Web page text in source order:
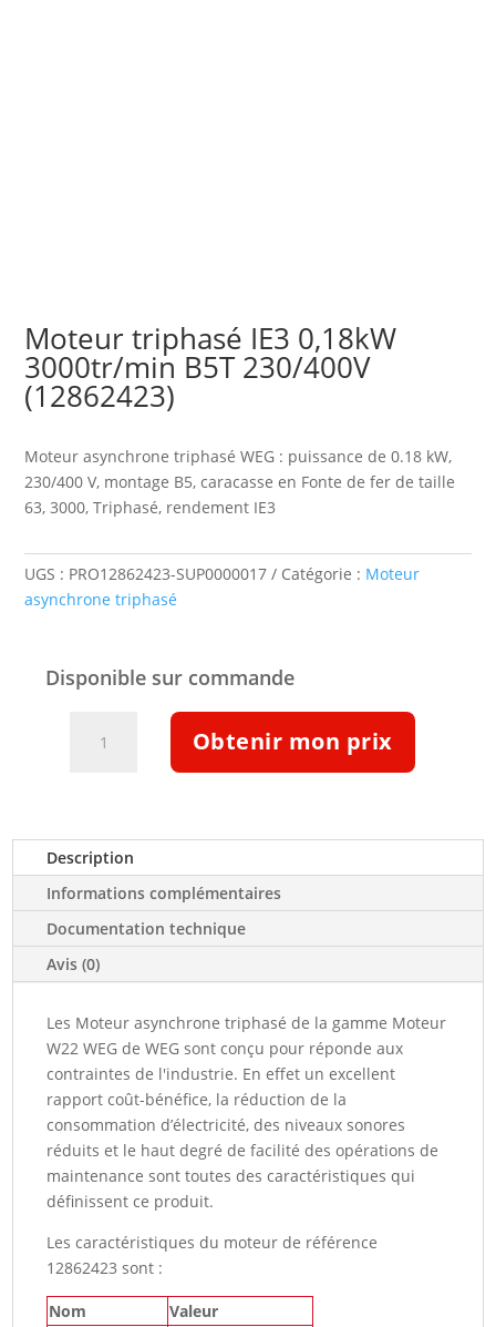
Moteur triphasé IE3 0,18kW
3000tr/min B5T 230/400V
(12862423)
Moteur asynchrone triphasé WEG : puissance de 0.18 kW,
230/400 V, montage B5, caracasse en Fonte de fer de taille
63, 3000, Triphasé, rendement IE3
UGS : PRO12862423-SUP0000017 Catégorie : Moteur
asynchrone triphasé
Disponible sur commande
0,18kW
3000tr/min
B5T
230/400V
(12862423)
Obtenir mon prix
Description
Informations complémentaires
Documentation technique
Avis (0)
Les Moteur asynchrone triphasé de la gamme Moteur
W22 WEG de WEG sont conçu pour réponde aux
contraintes de l'industrie. En effet un excellent
rapport coût-bénéfice, la réduction de la
consommation d’électricité, des niveaux sonores
réduits et le haut degré de facilité des opérations de
maintenance sont toutes des caractéristiques qui
définissent ce produit.
Les caractéristiques du moteur de référence
12862423 sont :
Nom
Valeur